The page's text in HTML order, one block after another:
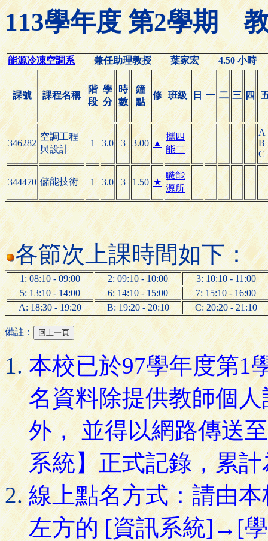
113學年度 第2學期
能源冷凍空調系 兼任助理教授 葉家宏 4.50 小時
課號 課程名稱
階
段
學
分
時
數
鐘
點
修 班級 日 一 二 三 四
346282
空調工程
與設計
1 3.0 3 3.00 ▲
攜四
能二
A
B
C
344470 儲能技術 1 3.0 3 1.50 ★
職能
源所
各節次上課時間如下：
1: 08:10 - 09:00 2: 09:10 - 10:00
3: 10:10 - 11:00
5: 13:10 - 14:00
6: 14:10 - 15:00
7: 15:10 - 16:00
A: 18:30 - 19:20
B: 19:20 - 20:10 C: 20:20 - 21:10
備註：
本校已於97學年度第1
名資料除提供教師個
外， 並得以網路傳送
系統】正式記錄，累
線上點名方式：請由
左方的 [資訊系統]→[